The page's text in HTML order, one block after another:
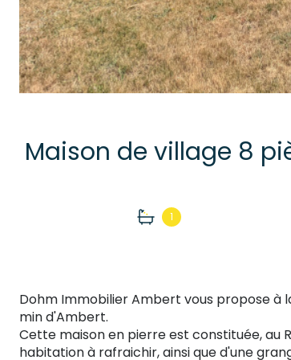
1
Dohm Immobilier Ambert vous propose à
min d'Ambert.
Cette maison en pierre est constituée, au
habitation à rafraichir, ainsi que d'une